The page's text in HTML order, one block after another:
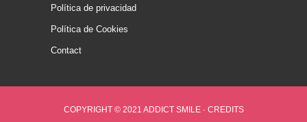
Política de privacidad
Política de Cookies
Contact
COPYRIGHT © 2021 ADDICT SMILE · CREDITS